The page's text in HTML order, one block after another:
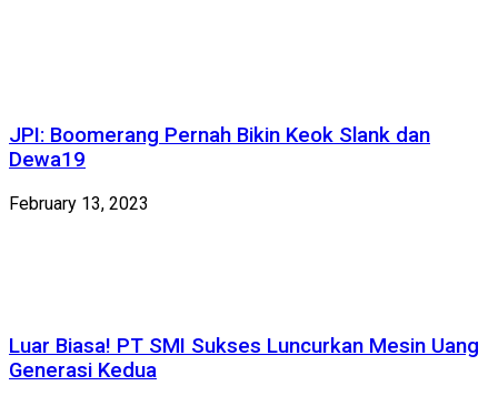
JPI: Boomerang Pernah Bikin Keok Slank dan
Dewa19
February 13, 2023
Luar Biasa! PT SMI Sukses Luncurkan Mesin Uang
Generasi Kedua